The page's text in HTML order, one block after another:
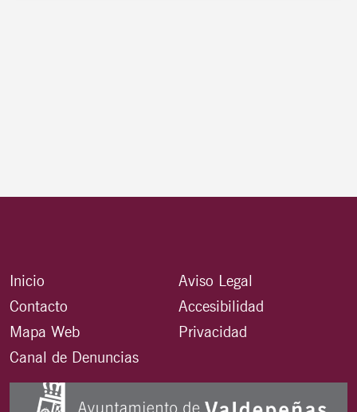
Inicio
Contacto
Mapa Web
Canal de Denuncias
Aviso Legal
Accesibilidad
Privacidad